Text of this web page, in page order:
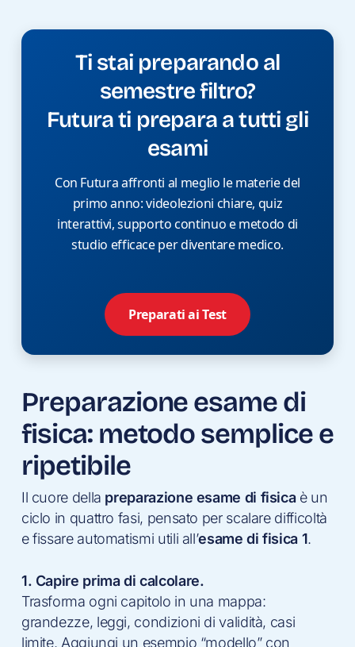
Ti stai preparando al
semestre filtro?
Futura ti prepara a tutti gli
esami
Con Futura affronti al meglio le materie del
primo anno: videolezioni chiare, quiz
interattivi, supporto continuo e metodo di
studio efficace per diventare medico.
Preparati ai Test
Preparazione esame di
fisica: metodo semplice e
ripetibile
Il cuore della preparazione esame di fisicaè un
ciclo in quattro fasi, pensato per scalare difficoltà
e fissare automatismi utili all’esame di fisica 1.
1. Capire prima di calcolare.
Trasforma ogni capitolo in una mappa:
grandezze, leggi, condizioni di validità, casi
limite. Aggiungi un esempio “modello” con